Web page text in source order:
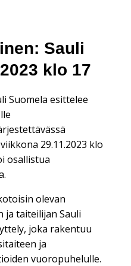
Sauli
klo 17
Suomela esittelee
29.11.2023 klo
osallistua
olevan
ja taiteilijan Sauli
joka rakentuu
ja
vuoropuhelulle.